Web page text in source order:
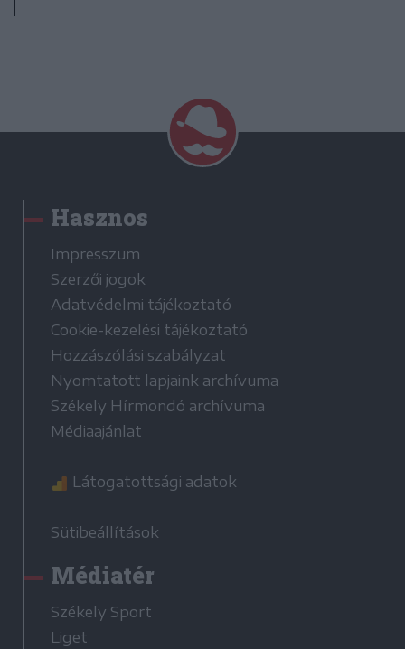
Hasznos
Impresszum
Szerzői jogok
Adatvédelmi tájékoztató
Cookie-kezelési tájékoztató
Hozzászólási szabályzat
Nyomtatott lapjaink archívuma
Székely Hírmondó archívuma
Médiaajánlat
Látogatottsági adatok
Sütibeállítások
Médiatér
Székely Sport
Liget